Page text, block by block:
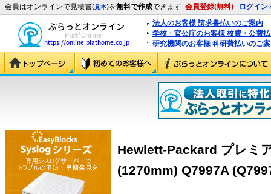
会員はオンラインで見積書(見本)を無料で作成できます 会員登録(無料) ログイン
法人のお客様 請求書払いのご案内
学校・官公庁のお客様 校費・公費
研究機関のお客様 科研費払いのご
Hewlett-Packard プレミ
(1270mm) Q7997A